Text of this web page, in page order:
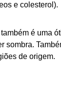
e colesterol).
é uma
sombra.
de origem.